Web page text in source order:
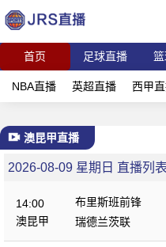
首页 足球直播
NBA直播 英超直播 西甲
澳昆甲直播
2026-08-09 星期日 直播列表
14:00
澳昆甲
布里斯班前锋
瑞德兰茨联